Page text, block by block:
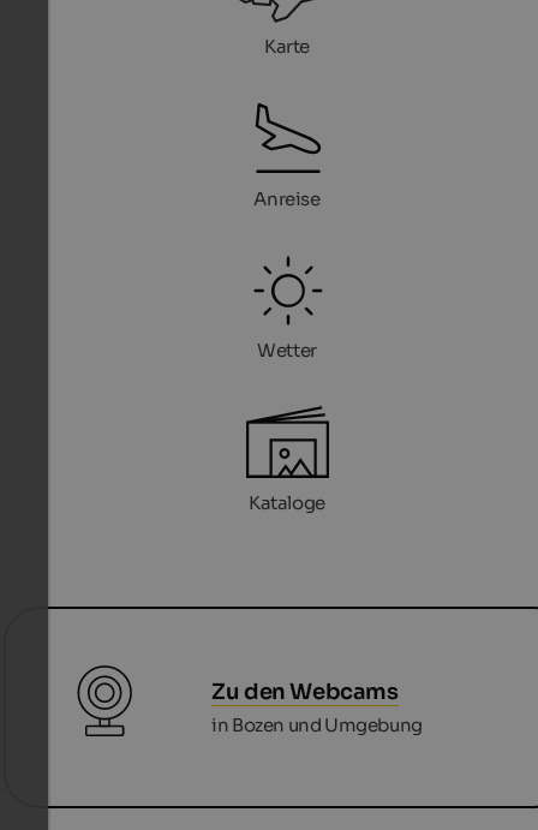
Karte
Anreise
Wetter
Kataloge
Zu den Webcams
in Bozen und Umgebung